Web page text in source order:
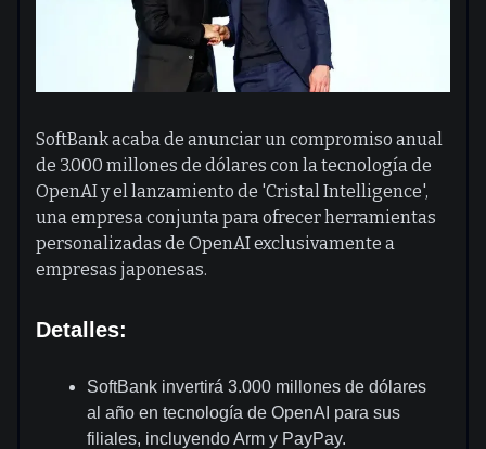
SoftBank acaba de anunciar un compromiso anual
de 3.000 millones de dólares con la tecnología de
OpenAI y el lanzamiento de 'Cristal Intelligence',
una empresa conjunta para ofrecer herramientas
personalizadas de OpenAI exclusivamente a
empresas japonesas.
Detalles:
SoftBank invertirá 3.000 millones de dólares
al año en tecnología de OpenAI para sus
filiales, incluyendo Arm y PayPay.